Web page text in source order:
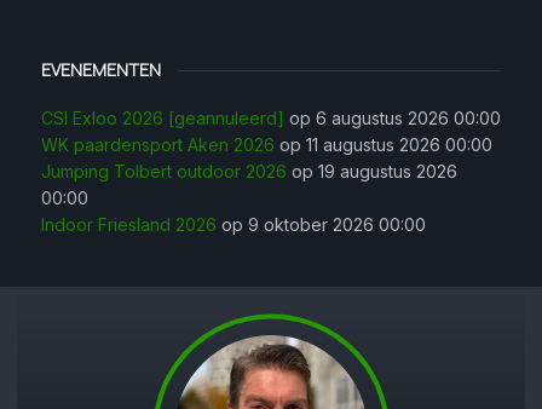
EVENEMENTEN
CSI Exloo 2026 [geannuleerd] op 6 augustus 2026 00:00
WK paardensport Aken 2026 op 11 augustus 2026 00:00
Jumping Tolbert outdoor 2026 op 19 augustus 2026
00:00
Indoor Friesland 2026 op 9 oktober 2026 00:00